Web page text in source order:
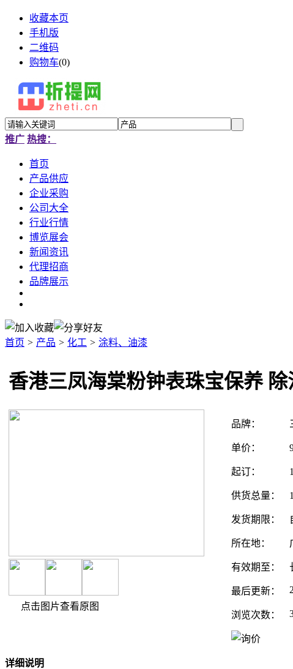
收藏本页
手机版
二维码
购物车(0)
推广 热搜：
首页
产品供应
企业采购
公司大全
行业行情
博览展会
新闻资讯
代理招商
品牌展示
首页 > 产品 > 化工 > 涂料、油漆
香港三凤海棠粉钟表珠宝保养
点击图片查看原图
品牌：
单价：
起订：
供货总量：
发货期限：
所在地：
有效期至：
最后更新：
浏览次数：
详细说明